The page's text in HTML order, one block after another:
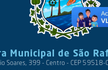
Municipal de São
Soares, 399 - Centro - CEP 59518-